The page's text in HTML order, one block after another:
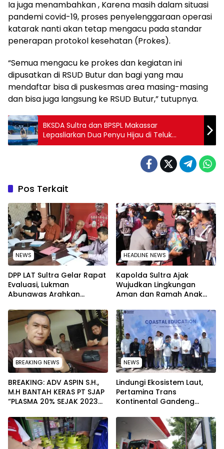
Ia juga menambahkan , Karena masih dalam situasi
pandemi covid-19, proses penyelenggaraan operasi
katarak nanti akan tetap mengacu pada standar
penerapan protokol kesehatan (Prokes).
“Semua mengacu ke prokes dan kegiatan ini
dipusatkan di RSUD Butur dan bagi yang mau
mendaftar bisa di puskesmas area masing-masing
dan bisa juga langsung ke RSUD Butur,” tutupnya.
BKSDA Sultra dan BPSPL Makassar
Lepasliarkan Dua Penyu Hijau di Teluk
Kendari
Pos Terkait
NEWS
‎DPP LAT Sultra Gelar Rapat
Evaluasi, Lukman
Abunawas Arahkan
Secara Rutin dan
Menyeluruh
HEADLINE NEWS
Kapolda Sultra Ajak
Wujudkan Lingkungan
Aman dan Ramah Anak
Nasional 2026
BREAKING NEWS
BREAKING: ADV ASPIN S.H.,
M.H BANTAH KERAS PT SJAP
“PLASMA 20% SEJAK 2023
WARGA WAWOONE!
NEWS
Lindungi Ekosistem Laut,
Pertamina Trans
Kontinental Gandeng
Kebersihan Pantai di
Bitung, Sulawesi